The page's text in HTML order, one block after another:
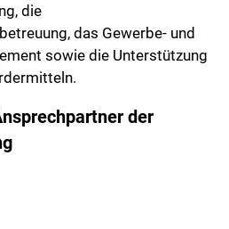
die
das Gewerbe- und
sowie die Unterstützung
der